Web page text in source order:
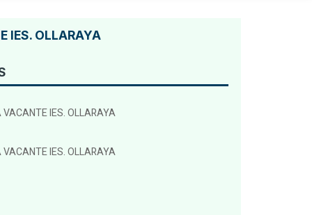
IES. OLLARAYA
IES. OLLARAYA
IES. OLLARAYA